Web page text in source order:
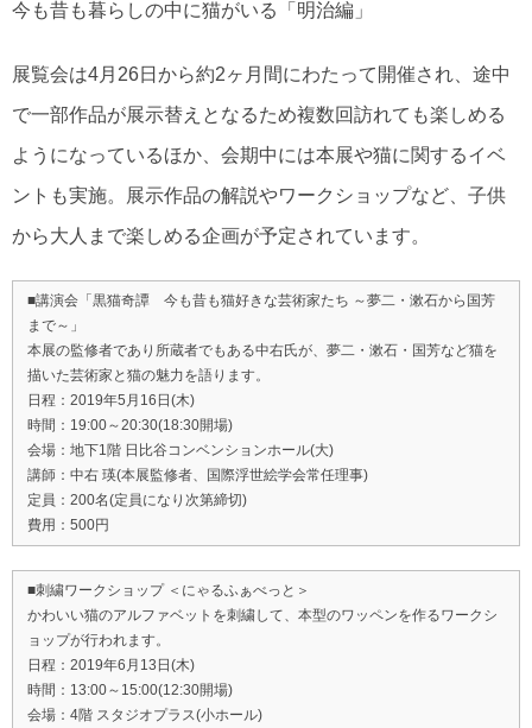
今も昔も暮らしの中に猫がいる「明治編」
展覧会は4月26日から約2ヶ月間にわたって開催され、途中
で一部作品が展示替えとなるため複数回訪れても楽しめる
ようになっているほか、会期中には本展や猫に関するイベ
ントも実施。展示作品の解説やワークショップなど、子供
から大人まで楽しめる企画が予定されています。
■講演会「黒猫奇譚 今も昔も猫好きな芸術家たち ～夢二・漱石から国芳
まで～」
本展の監修者であり所蔵者でもある中右氏が、夢二・漱石・国芳など猫を
描いた芸術家と猫の魅力を語ります。
日程：2019年5月16日(木)
時間：19:00～20:30(18:30開場)
会場：地下1階 日比谷コンベンションホール(大)
講師：中右 瑛(本展監修者、国際浮世絵学会常任理事)
定員：200名(定員になり次第締切)
費用：500円
■刺繍ワークショップ ＜にゃるふぁべっと＞
かわいい猫のアルファベットを刺繍して、本型のワッペンを作るワークシ
ョップが行われます。
日程：2019年6月13日(木)
時間：13:00～15:00(12:30開場)
会場：4階 スタジオプラス(小ホール)